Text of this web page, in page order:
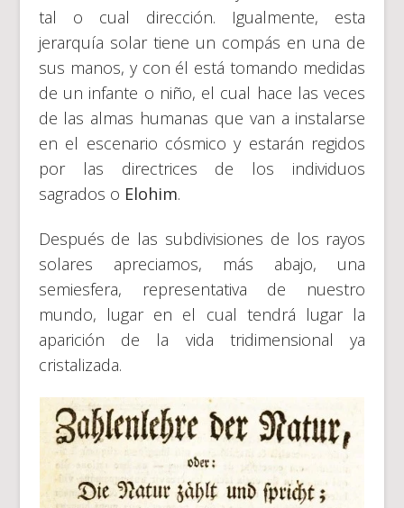
tal o cual dirección. Igualmente, esta
jerarquía solar tiene un compás en una de
sus manos, y con él está tomando medidas
de un infante o niño, el cual hace las veces
de las almas humanas que van a instalarse
en el escenario cósmico y estarán regidos
por las directrices de los individuos
sagrados o Elohim.
Después de las subdivisiones de los rayos
solares apreciamos, más abajo, una
semiesfera, representativa de nuestro
mundo, lugar en el cual tendrá lugar la
aparición de la vida tridimensional ya
cristalizada.